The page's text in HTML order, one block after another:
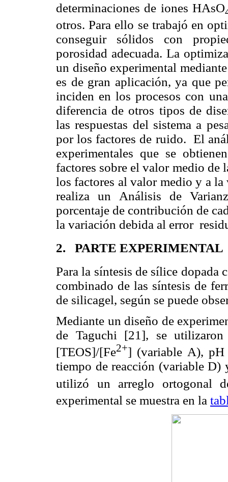
determinaciones de iones HAsO
otros. Para ello se trabajó en
conseguir sólidos con
porosidad adecuada. La
un diseño experimental
es de gran aplicación, ya que
inciden en los procesos con
diferencia de otros tipos de
las respuestas del sistema a
por los factores de ruido. El
experimentales que se
factores sobre el valor medio de
los factores al valor medio y a
realiza un Análisis de
porcentaje de contribución de
la variación debida al error
2.
PARTE EXPERIMENTAL
Para la síntesis de sílice dopada
combinado de las síntesis de
de silicagel, según se puede
Mediante un diseño de
de Taguchi [21], se utilizaron
[TEOS]/[Fe2+] (variable A), pH
tiempo de reacción (variable D)
utilizó un arreglo ortogonal
experimental se muestra en la